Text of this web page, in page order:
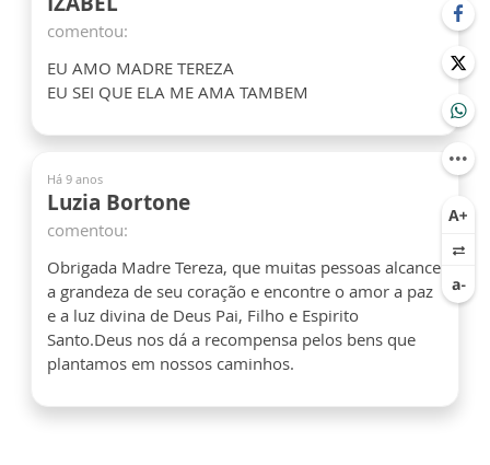
comentou:
EU AMO MADRE TEREZA
EU SEI QUE ELA ME AMA TAMBEM
Há 9 anos
Luzia Bortone
comentou:
Obrigada Madre Tereza, que muitas pessoas alcance
a grandeza de seu coração e encontre o amor a paz
e a luz divina de Deus Pai, Filho e Espirito
Santo.Deus nos dá a recompensa pelos bens que
plantamos em nossos caminhos.